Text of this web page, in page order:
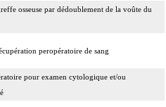
osseuse par dédoublement de la voûte du
peropératoire de sang
pour examen cytologique et/ou